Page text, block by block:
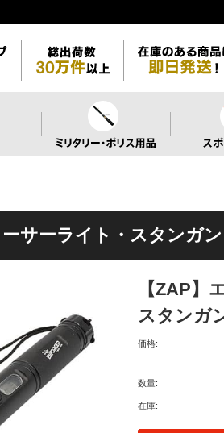
ーサーライト・スタンガ
【ZAP】
スタンガ
価格:
数量:
在庫: